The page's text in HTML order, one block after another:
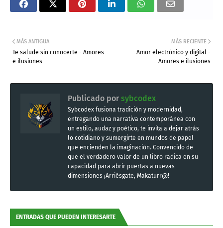
MÁS RECIENTE
Amor electrónico y digital -
Amores e ilusiones
MÁS ANTIGUA
Te salude sin conocerte - Amores
e ilusiones
Publicado por sybcodex
Sybcodex fusiona tradición y modernidad,
entregando una narrativa contemporánea con
un estilo, audaz y poético, te invita a dejar atrás
lo cotidiano y sumergirte en mundos de papel
que encienden la imaginación. Convencido de
que el verdadero valor de un libro radica en su
capacidad para abrir puertas a nuevas
dimensiones ¡Arriésgate, Makaturr@!
ENTRADAS QUE PUEDEN INTERESARTE